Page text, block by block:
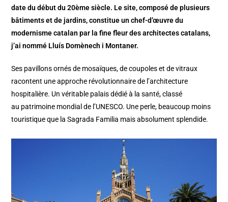
date du début du 20ème siècle. Le site, composé de plusieurs
bâtiments et de jardins, constitue un chef-d’œuvre du
modernisme catalan par la fine fleur des architectes catalans,
j’ai nommé Lluís Domènech i Montaner.
Ses pavillons ornés de mosaïques, de coupoles et de vitraux
racontent une approche révolutionnaire de l’architecture
hospitalière. Un véritable palais dédié à la santé, classé
au patrimoine mondial de l’UNESCO. Une perle, beaucoup moins
touristique que la Sagrada Familia mais absolument splendide.